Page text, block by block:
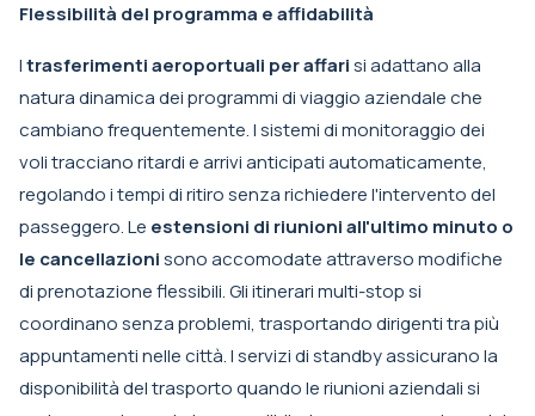
Flessibilità del programma e affidabilità
Itrasferimenti aeroportuali per affarisi adattano alla
natura dinamica dei programmi di viaggio aziendale che
cambiano frequentemente. I sistemi di monitoraggio dei
voli tracciano ritardi e arrivi anticipati automaticamente,
regolando i tempi di ritiro senza richiedere l'intervento del
passeggero. Le estensioni di riunioni all'ultimo minuto o
le cancellazionisono accomodate attraverso modifiche
di prenotazione flessibili. Gli itinerari multi-stop si
coordinano senza problemi, trasportando dirigenti tra più
appuntamenti nelle città. I servizi di standby assicurano la
disponibilità del trasporto quando le riunioni aziendali si